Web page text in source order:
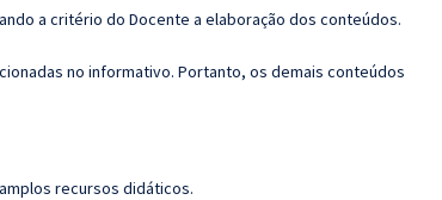
a critério do Docente a elaboração dos conteúdos.
no informativo. Portanto, os demais conteúdos
recursos didáticos.